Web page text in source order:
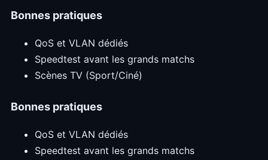
Bonnes pratiques
QoS et VLAN dédiés
Speedtest avant les grands matchs
Scènes TV (Sport/Ciné)
Bonnes pratiques
QoS et VLAN dédiés
Speedtest avant les grands matchs